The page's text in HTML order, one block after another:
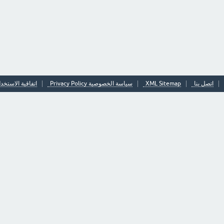
اتصل بنا XML Sitemap سياسة الخصوصية Privacy Policy اتفاقية